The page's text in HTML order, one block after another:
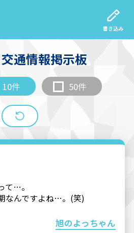
書き込み
通情報掲示板
10件 50件
て…。
なんですよね…。(笑)
旭のよっちゃん